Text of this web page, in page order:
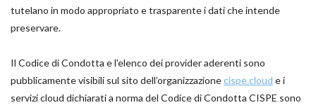
tutelano in modo appropriato e trasparente i dati che intende
preservare.
Il Codice di Condotta e l'elenco dei provider aderenti sono
pubblicamente visibili sul sito dell’organizzazionecispe.cloud e i
servizi cloud dichiarati a norma del Codice di Condotta CISPE sono